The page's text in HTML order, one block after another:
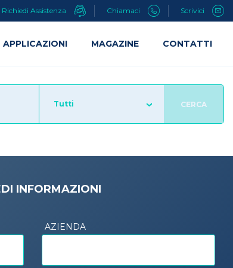
Tutti CERCA
INFORMAZIONI
AZIENDA
Richiedi Assistenza Chiamaci Scrivici
APPLICAZIONI MAGAZINE CONTATTI